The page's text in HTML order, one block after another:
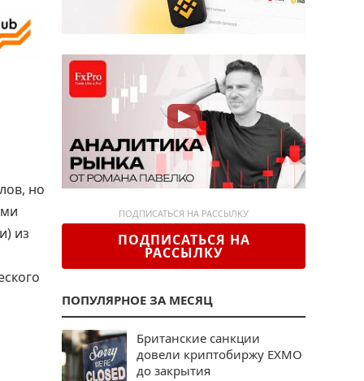
но
из
ПОДПИСАТЬСЯ НА РАССЫЛКУ
ПОДПИСАТЬСЯ НА
РАССЫЛКУ
ПОПУЛЯРНОЕ ЗА МЕСЯЦ
Британские санкции
довели криптобиржу EXMO
до закрытия